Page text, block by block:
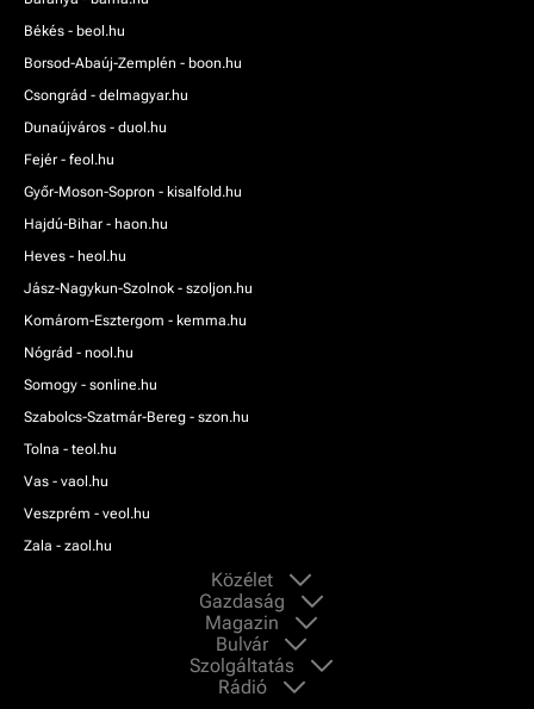
Békés - beol.hu
Borsod-Abaúj-Zemplén - boon.hu
Csongrád - delmagyar.hu
Dunaújváros - duol.hu
Fejér - feol.hu
Győr-Moson-Sopron - kisalfold.hu
Hajdú-Bihar - haon.hu
Heves - heol.hu
Jász-Nagykun-Szolnok - szoljon.hu
Komárom-Esztergom - kemma.hu
Nógrád - nool.hu
Somogy - sonline.hu
Szabolcs-Szatmár-Bereg - szon.hu
Tolna - teol.hu
Vas - vaol.hu
Veszprém - veol.hu
Zala - zaol.hu
Közélet
Gazdaság
Magazin
Bulvár
Szolgáltatás
Rádió